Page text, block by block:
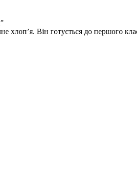
хлопʼя. Він готується до першого